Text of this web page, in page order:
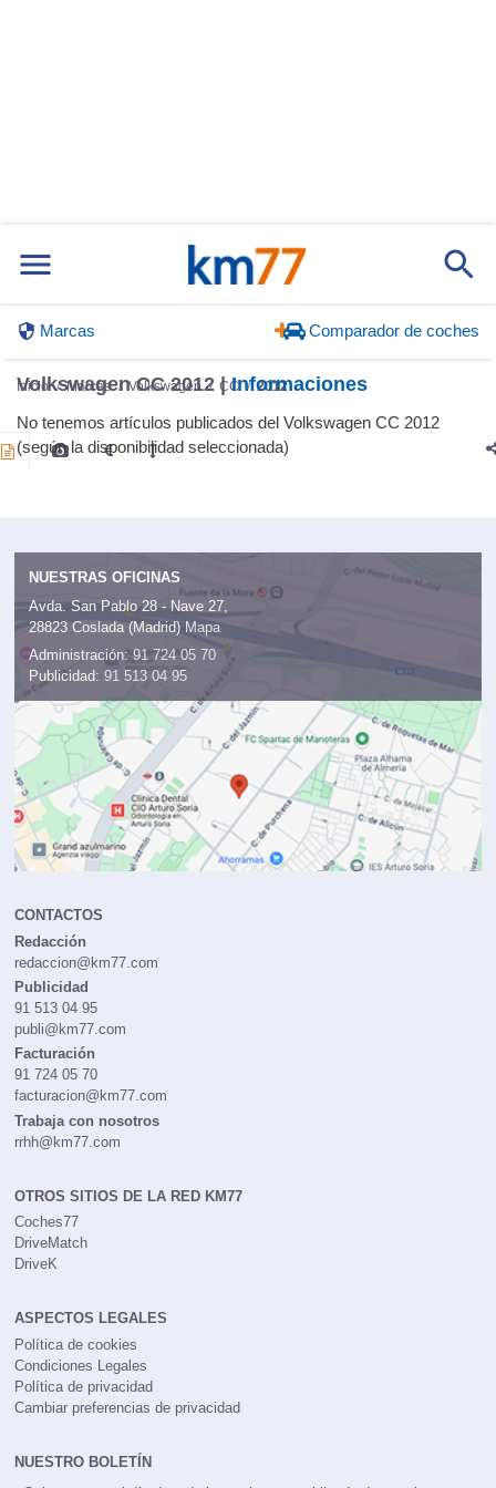
Marcas Comparador de coches
Inicio Marcas Volkswagen CC 2012
Volkswagen CC 2012 |Informaciones
No tenemos artículos publicados del Volkswagen CC 2012
(según la disponibilidad seleccionada)
NUESTRAS OFICINAS
Avda. San Pablo 28 - Nave 27,
28823 Coslada (Madrid) Mapa
Administración: 91 724 05 70
Publicidad: 91 513 04 95
CONTACTOS
Redacción
redaccion@km77.com
Publicidad
91 513 04 95
publi@km77.com
Facturación
91 724 05 70
facturacion@km77.com
Trabaja con nosotros
rrhh@km77.com
OTROS SITIOS DE LA RED KM77
Coches77
DriveMatch
DriveK
ASPECTOS LEGALES
Política de cookies
Condiciones Legales
Política de privacidad
Cambiar preferencias de privacidad
NUESTRO BOLETÍN